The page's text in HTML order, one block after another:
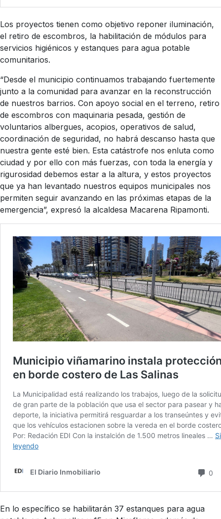
Los proyectos tienen como objetivo reponer iluminación,
el retiro de escombros, la habilitación de módulos para
servicios higiénicos y estanques para agua potable
comunitarios.
“Desde el municipio continuamos trabajando fuertemente
junto a la comunidad para avanzar en la reconstrucción
de nuestros barrios. Con apoyo social en el terreno, retiro
de escombros con maquinaria pesada, gestión de
voluntarios albergues, acopios, operativos de salud,
coordinación de seguridad, no habrá descanso hasta que
nuestra gente esté bien. Esta catástrofe nos enluta como
ciudad y por ello con más fuerzas, con toda la energía y
rigurosidad debemos estar a la altura, y estos proyectos
que ya han levantado nuestros equipos municipales nos
permiten seguir avanzando en las próximas etapas de la
emergencia”, expresó la alcaldesa Macarena Ripamonti.
En lo específico se habilitarán 37 estanques para agua